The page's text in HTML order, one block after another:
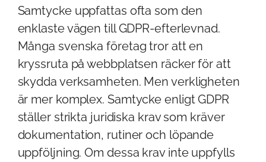
Samtycke uppfattas ofta som den
enklaste vägen till GDPR-efterlevnad.
Många svenska företag tror att en
kryssruta på webbplatsen räcker för att
skydda verksamheten. Men verkligheten
är mer komplex. Samtycke enligt GDPR
ställer strikta juridiska krav som kräver
dokumentation, rutiner och löpande
uppföljning. Om dessa krav inte uppfylls